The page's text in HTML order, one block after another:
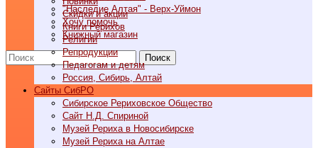
"Наследие Алтая" - Верх-Уймон
Хочу помочь
Книжный магазин
Поиск
Скидки и акции
Книги Рерихов
Религии
Репродукции
Педагогам и детям
Россия, Сибирь, Алтай
Cайты СибРО
Сибирское Рериховское Общество
Сайт Н.Д. Спириной
Музей Рериха в Новосибирске
Музей Рериха на Алтае